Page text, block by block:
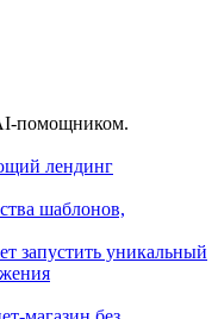
помощником.
лендинг
шаблонов,
запустить уникальный